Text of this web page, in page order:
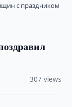
с праздником
307 views